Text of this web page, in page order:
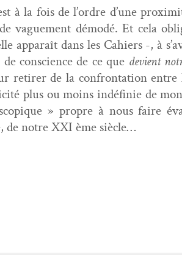
à la fois de l’ordre d’une
vague­ment démodé. Et cela
appa­raît dans les Cahiers -, à
con­science de ce que devient
retir­er de la con­fronta­tion entre
plus ou moins indéfinie de
» pro­pre à nous faire
de notre XXI ème siècle…